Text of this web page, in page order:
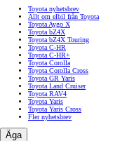
Toyota nyhetsbrev
Allt om elbil från Toyota
Toyota Aygo X
Toyota bZ4X
Toyota bZ4X Touring
Toyota C-HR
Toyota C-HR+
Toyota Corolla
Toyota Corolla Cross
Toyota GR Yaris
Toyota Land Cruiser
Toyota RAV4
Toyota Yaris
Toyota Yaris Cross
Fler nyhetsbrev
Äga